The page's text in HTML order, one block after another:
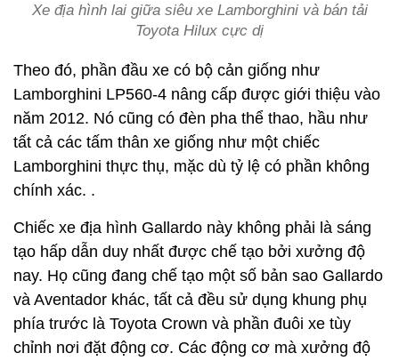
Xe địa hình lai giữa siêu xe Lamborghini và bán tải
Toyota Hilux cực dị
Theo đó, phần đầu xe có bộ cản giống như
Lamborghini LP560-4 nâng cấp được giới thiệu vào
năm 2012. Nó cũng có đèn pha thể thao, hầu như
tất cả các tấm thân xe giống như một chiếc
Lamborghini thực thụ, mặc dù tỷ lệ có phần không
chính xác. .
Chiếc xe địa hình Gallardo này không phải là sáng
tạo hấp dẫn duy nhất được chế tạo bởi xưởng độ
nay. Họ cũng đang chế tạo một số bản sao Gallardo
và Aventador khác, tất cả đều sử dụng khung phụ
phía trước là Toyota Crown và phần đuôi xe tùy
chỉnh nơi đặt động cơ. Các động cơ mà xưởng độ